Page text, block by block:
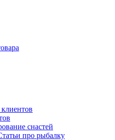
снастей
про рыбалку